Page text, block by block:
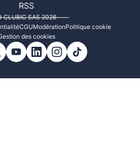
RSS
CLUBIC SAS 2026
CGUModérationPolitique cookie
des cookies